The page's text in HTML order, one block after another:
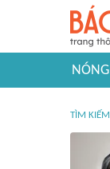
NÓNG
TÌM KIẾM